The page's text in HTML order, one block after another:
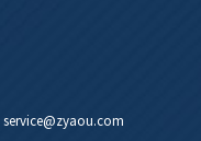
service@zyaou.com